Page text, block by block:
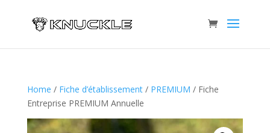
Home / Fiche d’établissement/ PREMIUM / Fiche
Entreprise PREMIUM Annuelle